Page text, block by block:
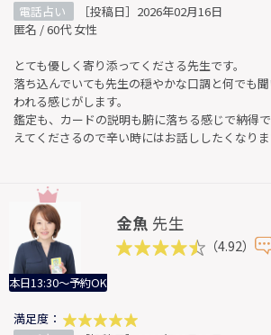
電話占い
［投稿日］2026年02月16日
匿名 / 60代 女性
とても優しく寄り添ってくださる先生です。
落ち込んでいても先生の穏やかな口調と何でも
われる感じがします。
鑑定も、カードの説明も腑に落ちる感じで納得
えてくださるので辛い時にはお話ししたくなりま
本日13:30～予約OK
金魚 先生
（4.92）
満足度：